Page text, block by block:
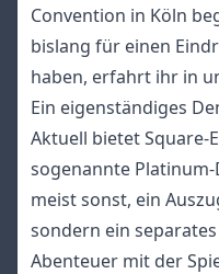
Convention in Köln
bislang für einen
haben, erfahrt ihr in
Ein eigenständiges
Aktuell bietet Square-
sogenannte
meist sonst, ein
sondern ein
Abenteuer mit der